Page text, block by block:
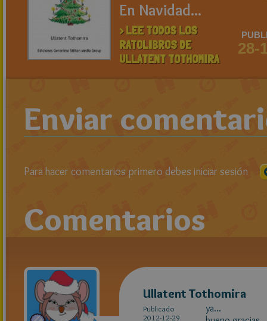
En Navidad...
> LEE TODOS LOS
RATOLIBROS DE
ULLATENT TOTHOMIRA
28-
Enviar
Para hacer comentarios primero debes iniciar sesión
Comentarios
Ullatent Tothomira
Publicado
2012-12-29
ya...